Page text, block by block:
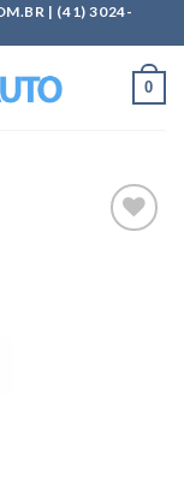
| (41) 3024-
0